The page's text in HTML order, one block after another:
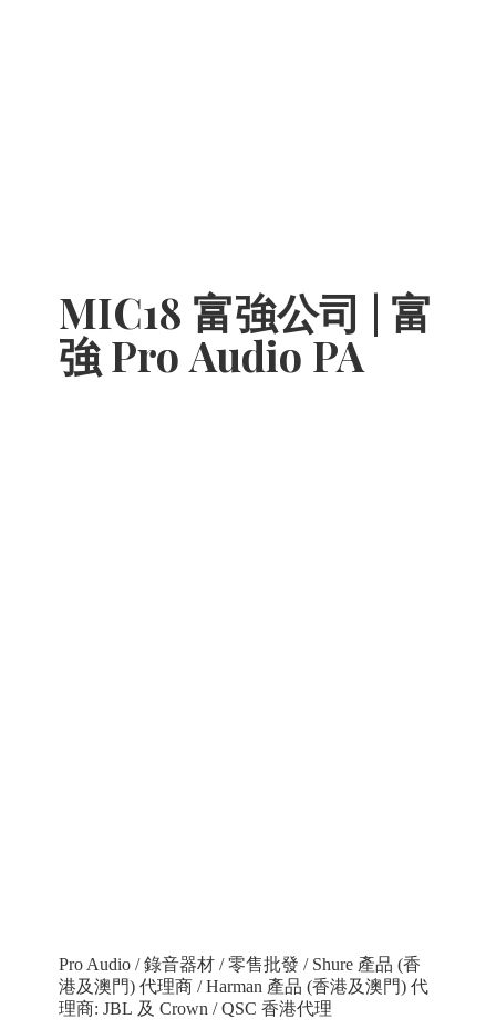
MIC18 富強公司 | 富
強 Pro Audio PA
Pro Audio / 錄音器材 / 零售批發 / Shure 產品 (香
港及澳門) 代理商 / Harman 產品 (香港及澳門) 代
理商: JBL 及 Crown / QSC 香港代理